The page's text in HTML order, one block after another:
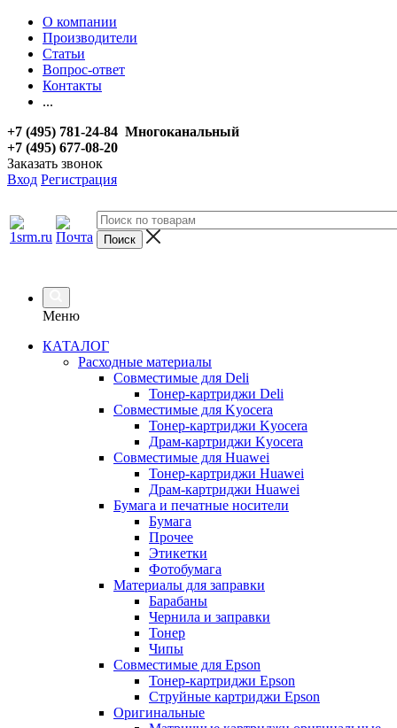
О компании
Производители
Статьи
Вопрос-ответ
Контакты
...
+7 (495) 781-24-84 Многоканальный
+7 (495) 677-08-20
Заказать звонок
Вход Регистрация
Меню
КАТАЛОГ
Расходные материалы
Совместимые для Deli
Тонер-картриджи Deli
Совместимые для Kyocera
Тонер-картриджи Kyocera
Драм-картриджи Kyocera
Совместимые для Huawei
Тонер-картриджи Huawei
Драм-картриджи Huawei
Бумага и печатные носители
Бумага
Прочее
Этикетки
Фотобумага
Материалы для заправки
Барабаны
Чернила и заправки
Тонер
Чипы
Совместимые для Epson
Тонер-картриджи Epson
Струйные картриджи Epson
Оригинальные